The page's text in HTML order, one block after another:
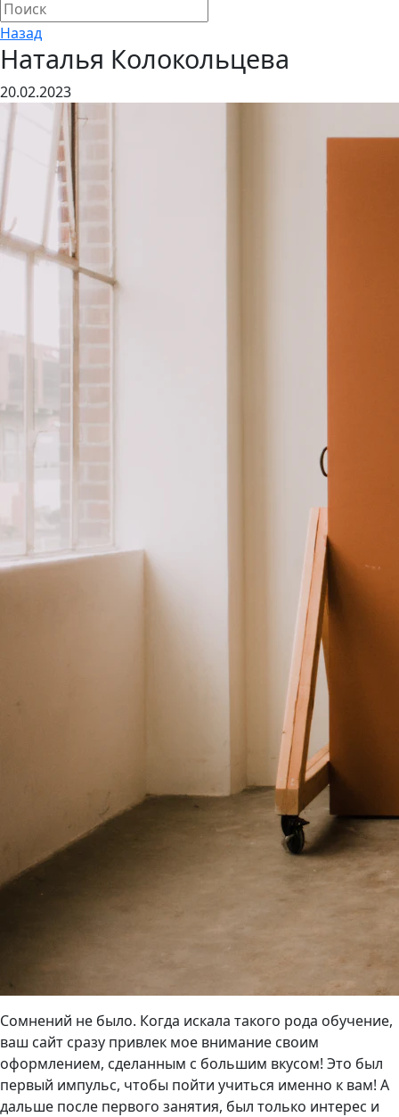
Назад
Наталья Колокольцева
20.02.2023
Сомнений не было. Когда искала такого рода обучение,
ваш сайт сразу привлек мое внимание своим
оформлением, сделанным с большим вкусом! Это был
первый импульс, чтобы пойти учиться именно к вам! А
дальше после первого занятия, был только интерес и